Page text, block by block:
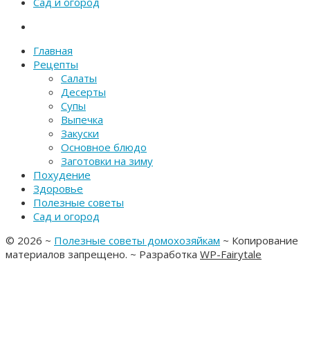
Главная
Рецепты
Салаты
Десерты
Супы
Выпечка
Закуски
Основное блюдо
Заготовки на зиму
Похудение
Здоровье
Полезные советы
Сад и огород
© 2026 ~ Полезные советы домохозяйкам ~ Копирование
материалов запрещено. ~ Разработка WP-Fairytale